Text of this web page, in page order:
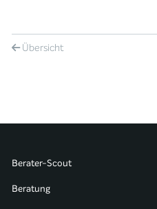
Übersicht
Berater-Scout
Beratung